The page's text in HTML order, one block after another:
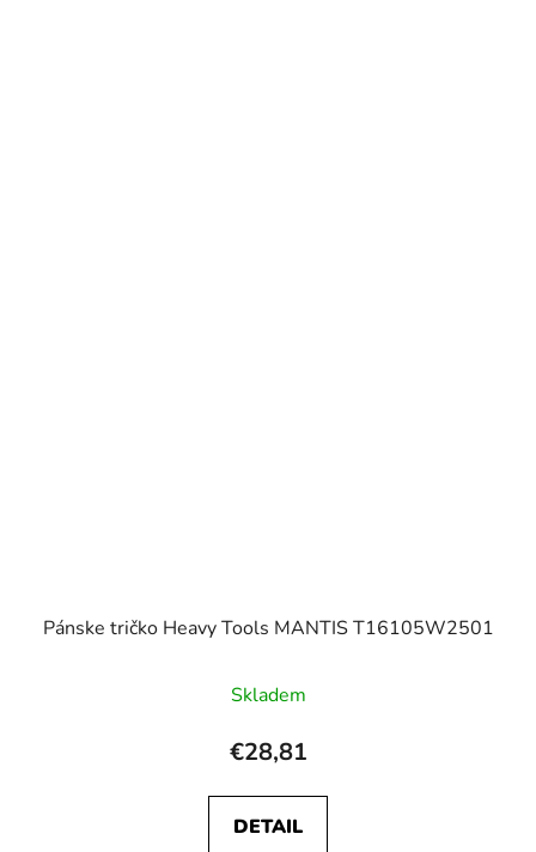
Pánske tričko Heavy Tools MANTIS T16105W2501
Skladem
€28,81
DETAIL